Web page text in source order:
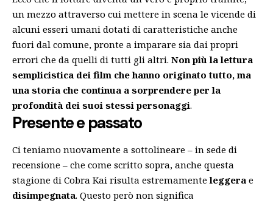
un mezzo attraverso cui mettere in scena le vicende di
alcuni esseri umani dotati di caratteristiche anche
fuori dal comune, pronte a imparare sia dai propri
errori che da quelli di tutti gli altri. Non più la lettura
semplicistica dei film che hanno originato tutto, ma
una storia che continua a sorprendere per la
profondità dei suoi stessi personaggi.
Presente e passato
Ci teniamo nuovamente a sottolineare – in sede di
recensione – che come scritto sopra, anche questa
stagione di Cobra Kai risulta estremamenteleggera e
disimpegnata. Questo però non significa